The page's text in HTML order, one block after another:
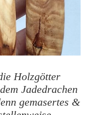
Holzgötter
Jadedrachen
gemasertes &